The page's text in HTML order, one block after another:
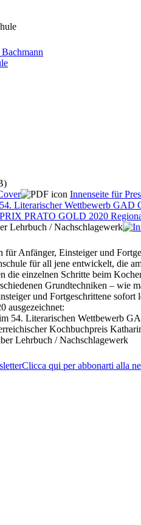
Innenseite für
Lehrbuch / Nachschlagewerk
Anfänger, Einsteiger und
für all jene entwickelt, die
die einzelnen Schritte beim
Grundtechniken – wie
und Fortgeschrittene sofort
ausgezeichnet:
Literarischen Wettbewerb
Kochbuchpreis
Lehrbuch / Nachschlagewerk
​Clicca qui per abbonarti alla